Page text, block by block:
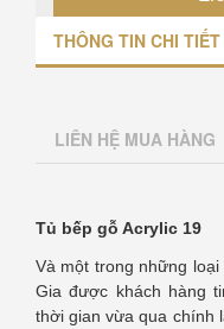
THÔNG TIN CHI TIẾT
LIÊN HỆ MUA HÀNG
Tủ bếp gỗ Acrylic 19
Và một trong những
Gia được khách hàng
thời gian vừa qua chính